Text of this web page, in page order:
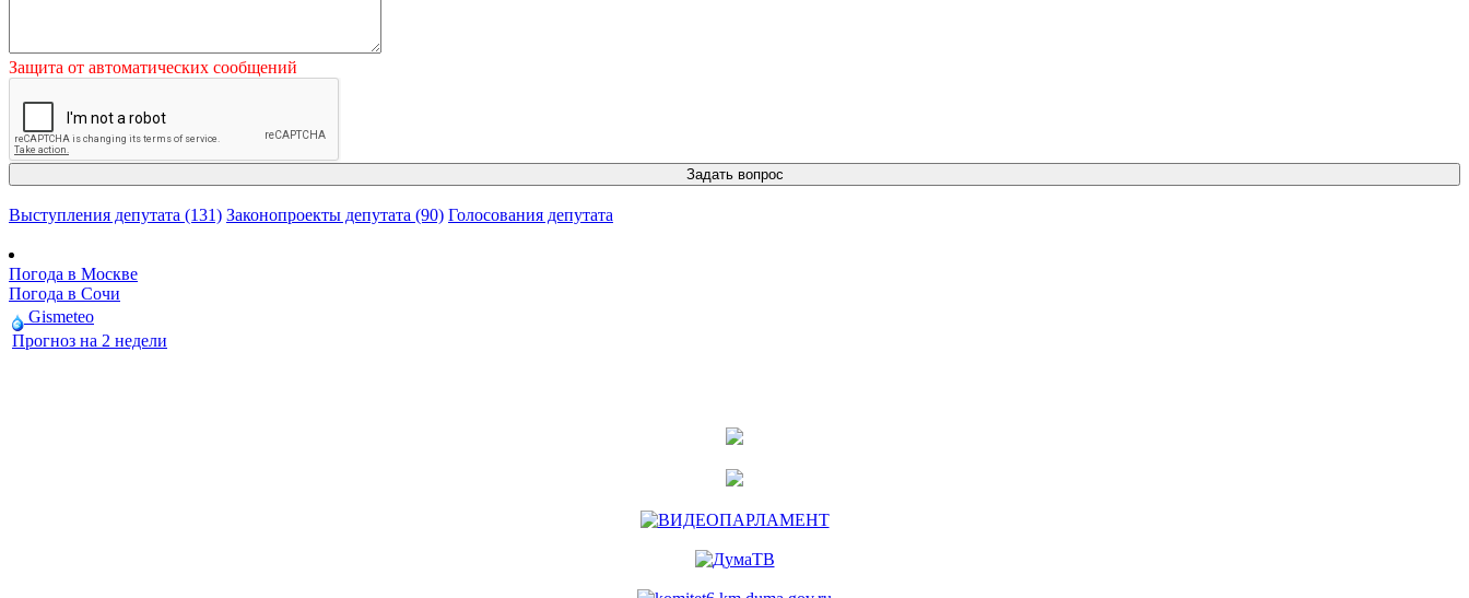
Защита от автоматических сообщений
Выступления депутата (131) Законопроекты депутата (90) Голосования депутата
Погода в Москве
Погода в Сочи
Gismeteo
Прогноз на 2 недели